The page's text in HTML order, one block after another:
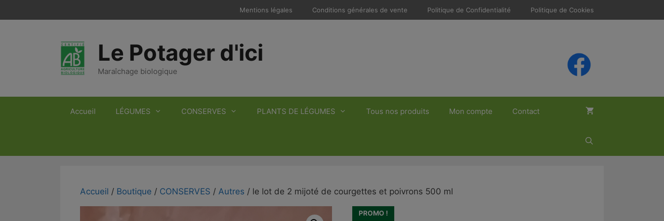
au
Mentions légales Conditions générales de vente Politique de Confidentialité Politique de Cookies
Le Potager d'ici
Maraîchage biologique
Accueil LÉGUMES CONSERVES PLANTS DE LÉGUMES Tous nos produits Mon compte Contact
Accueil / Boutique / CONSERVES / Autres / le lot de 2 mijoté de courgettes et poivrons 500 ml
PROMO !